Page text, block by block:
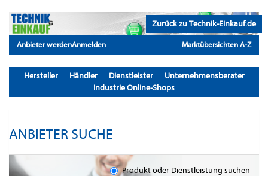
Zurück zu Technik-Einkauf.de
Anbieter werdenAnmelden Marktübersichten A-Z
Hersteller Händler Dienstleister
Unternehmensberater
Industrie Online-Shops
ANBIETER SUCHE
Produkt oder Dienstleistung suchen